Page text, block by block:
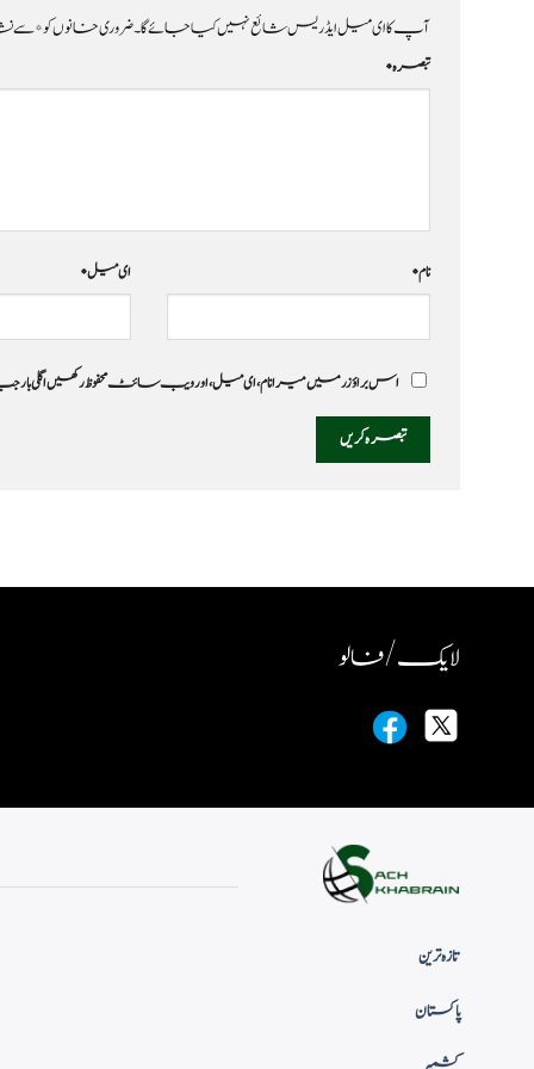
آپ کا ای میل ایڈریس شائع نہیں کیا جائے گا۔ضروری خانوں کو*سے
تبصرہ*
نام* ای میل*
اس براؤزر میں میرا نام، ای میل، اور ویب سائٹ محفوظ رکھیں اگلی
لایک / فالو
تازہ ترین
پاکستان